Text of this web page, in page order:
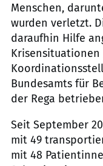
Menschen,
wurden verletzt.
daraufhin Hilfe
Bundesamts für
der Rega
Seit September
mit 49
mit 48